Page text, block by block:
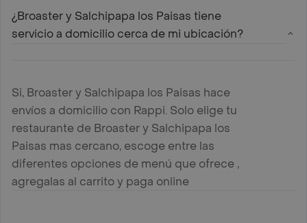
¿Broaster y Salchipapa los Paisas tiene
servicio a domicilio cerca de mi ubicación?
Si, Broaster y Salchipapa los Paisas hace
envíos a domicilio con Rappi. Solo elige tu
restaurante de Broaster y Salchipapa los
Paisas mas cercano, escoge entre las
diferentes opciones de menú que ofrece ,
agregalas al carrito y paga online